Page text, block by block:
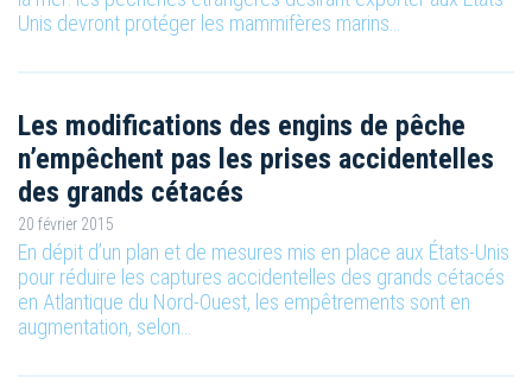
Unis devront protéger les mammifères marins…
Les modifications des engins de pêche
n’empêchent pas les prises accidentelles
des grands cétacés
20 février 2015
En dépit d’un plan et de mesures mis en place aux États-Unis
pour réduire les captures accidentelles des grands cétacés
en Atlantique du Nord-Ouest, les empêtrements sont en
augmentation, selon…